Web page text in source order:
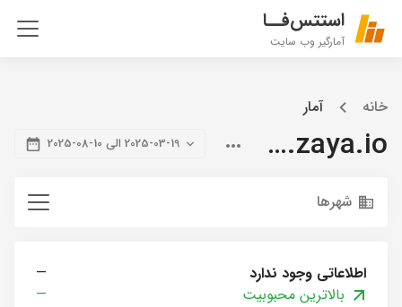
استتس‌فــا
آمارگیر وب سایت
خانه آمار
blog.zaya.io 2025-03-19 الی 10-08-2025
شهرها
اطلاعاتی وجود ندارد
—
بالاترین محبوبیت
—